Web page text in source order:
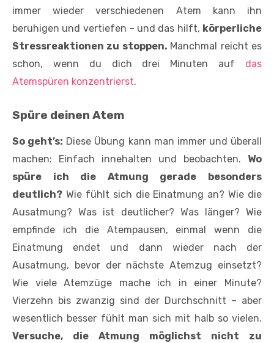
immer wieder verschiedenen Atem kann ihn
beruhigen und vertiefen – und das hilft, körperliche
Stressreaktionen zu stoppen. Manchmal reicht es
schon, wenn du dich drei Minuten auf das
Atemspüren konzentrierst.
Spüre deinen Atem
So geht’s: Diese Übung kann man immer und überall
machen: Einfach innehalten und beobachten. Wo
spüre ich die Atmung gerade besonders
deutlich? Wie fühlt sich die Einatmung an? Wie die
Ausatmung? Was ist deutlicher? Was länger? Wie
empfinde ich die Atempausen, einmal wenn die
Einatmung endet und dann wieder nach der
Ausatmung, bevor der nächste Atemzug einsetzt?
Wie viele Atemzüge mache ich in einer Minute?
Vierzehn bis zwanzig sind der Durchschnitt – aber
wesentlich besser fühlt man sich mit halb so vielen.
Versuche, die Atmung möglichst nicht zu